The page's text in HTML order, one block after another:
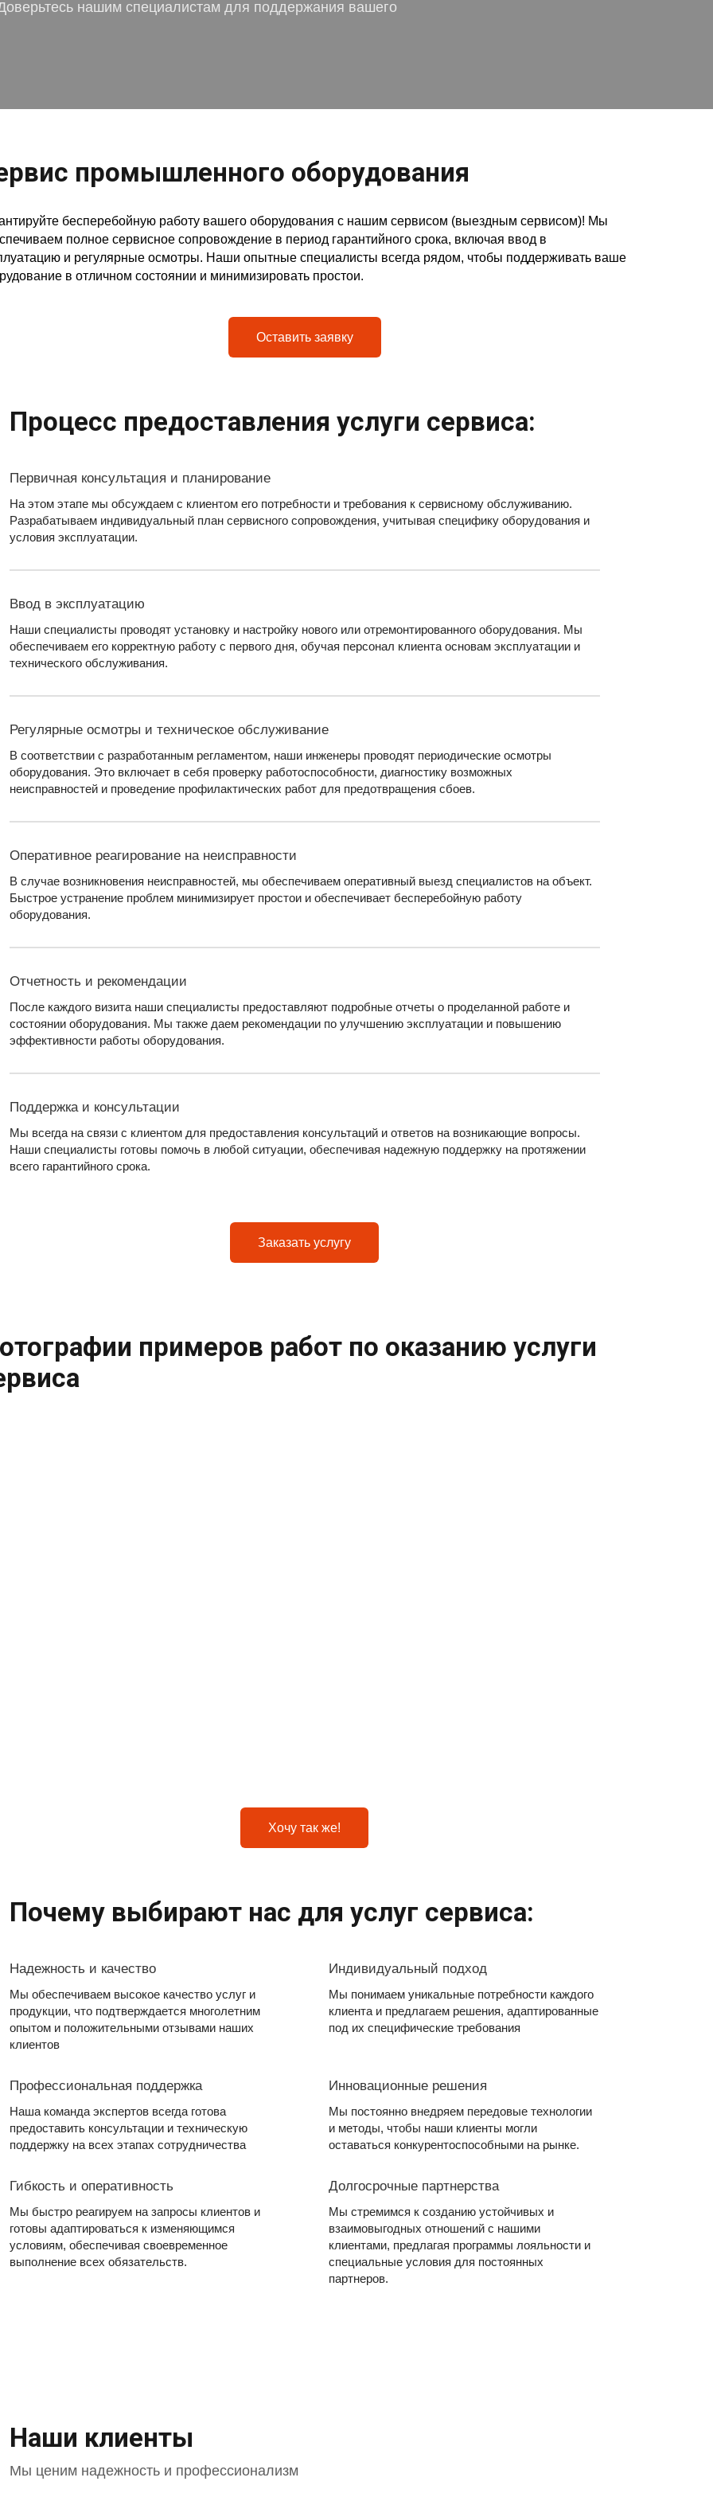
нашим специалистам для поддержания вашего
промышленного оборудования
бесперебойную работу вашего оборудования с нашим сервисом (выездным сервисом)! Мы
полное сервисное сопровождение в период гарантийного срока, включая ввод в
и регулярные осмотры. Наши опытные специалисты всегда рядом, чтобы поддерживать ваше
в отличном состоянии и минимизировать простои.
Оставить заявку
Процесс предоставления услуги сервиса:
Первичная консультация и планирование
На этом этапе мы обсуждаем с клиентом его потребности и требования к сервисному обслуживанию.
Разрабатываем индивидуальный план сервисного сопровождения, учитывая специфику оборудования и
условия эксплуатации.
Ввод в эксплуатацию
Наши специалисты проводят установку и настройку нового или отремонтированного оборудования. Мы
обеспечиваем его корректную работу с первого дня, обучая персонал клиента основам эксплуатации и
технического обслуживания.
Регулярные осмотры и техническое обслуживание
В соответствии с разработанным регламентом, наши инженеры проводят периодические осмотры
оборудования. Это включает в себя проверку работоспособности, диагностику возможных
неисправностей и проведение профилактических работ для предотвращения сбоев.
Оперативное реагирование на неисправности
В случае возникновения неисправностей, мы обеспечиваем оперативный выезд специалистов на объект.
Быстрое устранение проблем минимизирует простои и обеспечивает бесперебойную работу
оборудования.
Отчетность и рекомендации
После каждого визита наши специалисты предоставляют подробные отчеты о проделанной работе и
состоянии оборудования. Мы также даем рекомендации по улучшению эксплуатации и повышению
эффективности работы оборудования.
Поддержка и консультации
Мы всегда на связи с клиентом для предоставления консультаций и ответов на возникающие вопросы.
Наши специалисты готовы помочь в любой ситуации, обеспечивая надежную поддержку на протяжении
всего гарантийного срока.
Заказать услугу
примеров работ по оказанию услуги
Хочу так же!
Почему выбирают нас для услуг сервиса:
Надежность и качество
Мы обеспечиваем высокое качество услуг и
продукции, что подтверждается многолетним
опытом и положительными отзывами наших
клиентов
Индивидуальный подход
Мы понимаем уникальные потребности каждого
клиента и предлагаем решения, адаптированные
под их специфические требования
Профессиональная поддержка
Наша команда экспертов всегда готова
предоставить консультации и техническую
поддержку на всех этапах сотрудничества
Инновационные решения
Мы постоянно внедряем передовые технологии
и методы, чтобы наши клиенты могли
оставаться конкурентоспособными на рынке.
Гибкость и оперативность
Мы быстро реагируем на запросы клиентов и
готовы адаптироваться к изменяющимся
условиям, обеспечивая своевременное
выполнение всех обязательств.
Долгосрочные партнерства
Мы стремимся к созданию устойчивых и
взаимовыгодных отношений с нашими
клиентами, предлагая программы лояльности и
специальные условия для постоянных
партнеров.
Наши клиенты
Мы ценим надежность и профессионализм